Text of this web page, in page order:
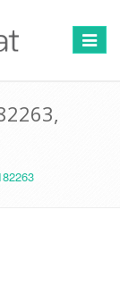
Toggle